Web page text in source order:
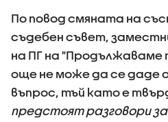
По повод смяната на
съдебен съвет,
на ПГ на "Продължаваме
още не може да се даде
въпрос, тъй като е
предстоят разговори